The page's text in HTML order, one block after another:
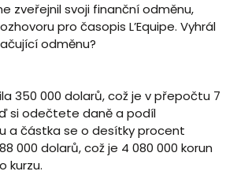
zveřejnil svoji finanční odměnu,
pro časopis L’Equipe. Vyhrál
odměnu?
350 000 dolarů, což je v přepočtu 7
si odečtete daně a podíl
a částka se o desítky procent
000 dolarů, což je 4 080 000 korun
kurzu.